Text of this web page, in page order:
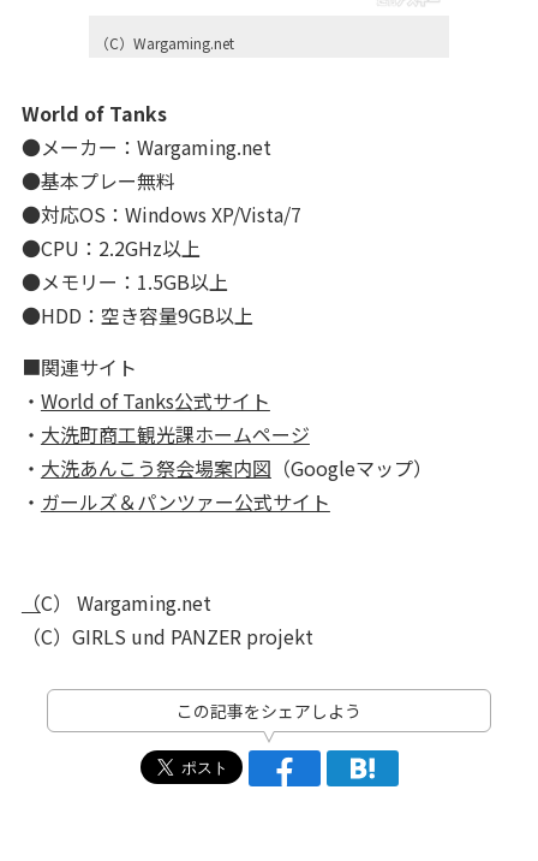
（C）Wargaming.net
World of Tanks
●メーカー：Wargaming.net
●基本プレー無料
●対応OS：Windows XP/Vista/7
●CPU：2.2GHz以上
●メモリー：1.5GB以上
●HDD：空き容量9GB以上
■関連サイト
・ World of Tanks公式サイト
・ 大洗町商工観光課ホームページ
・ 大洗あんこう祭会場案内図 （Googleマップ）
・ ガールズ＆パンツァー公式サイト
（C） Wargaming.net
（C）GIRLS und PANZER projekt
この記事をシェアしよう